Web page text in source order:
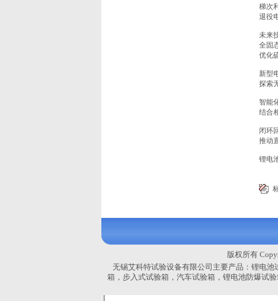
梯次
退役
未来
全固
优化
新型
探索
智能
结合
闭环
推动
锂电
版权所有
无锡艾科特试验设备有限公司主要产品： 锂电池
箱， 步入式试验箱，汽车试验箱，锂电池防爆试